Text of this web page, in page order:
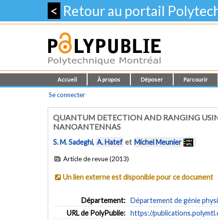
< Retour au portail
Accueil À propos Déposer Parcourir
Se connecter
QUANTUM DETECTION AND RANGING
NANOANTENNAS
S. M. Sadeghi, A. Hatef et Michel Meunier
Article de revue (2013)
Un lien externe est disponible pour ce document
Département: Département de génie
URL de PolyPublie: https://